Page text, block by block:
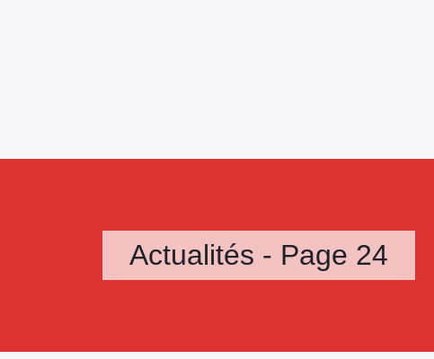
Actualités - Page 24